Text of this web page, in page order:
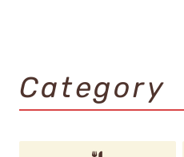
Category